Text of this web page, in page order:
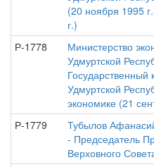
(20 ноября 1995
г.)
Р-1778
Министерство
Удмуртской
Государственный
Удмуртской
экономике (21
Р-1779
Тубылов
- Председатель
Верховного